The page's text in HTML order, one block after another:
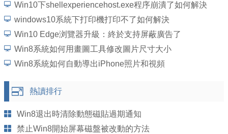
Win10下shellexperiencehost.exe程序崩潰了如何解決
windows10系統下打印機打印不了如何解決
Win10 Edge浏覽器升級：終於支持屏蔽廣告了
Win8系統如何用畫圖工具修改圖片尺寸大小
Win8系統如何自動導出iPhone照片和視頻
熱讀排行
Win8退出時清除動態磁貼過期通知
禁止Win8開始屏幕磁盤被改動的方法